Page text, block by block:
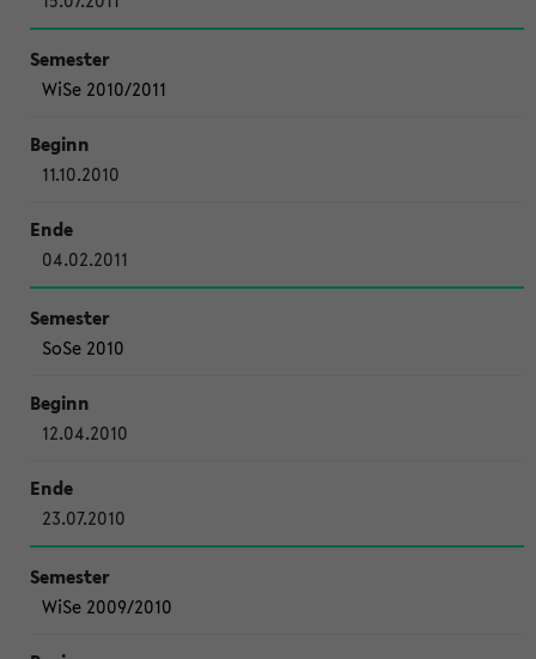
WiSe 2010/2011
11.10.2010
04.02.2011
SoSe 2010
12.04.2010
23.07.2010
WiSe 2009/2010